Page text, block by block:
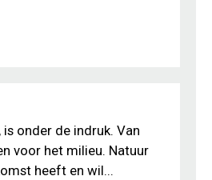
onder de indruk. Van
voor het milieu. Natuur
heeft en wil...